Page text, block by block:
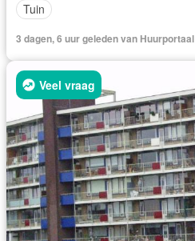
Tuin
3 dagen, 6 uur geleden van Huurportaal
Veel vraag